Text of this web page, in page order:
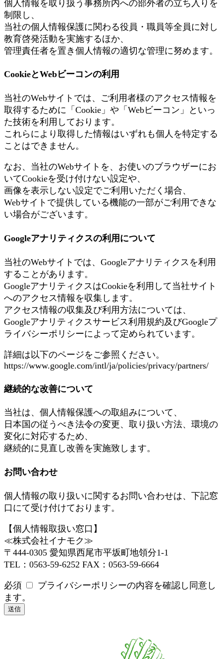
個人情報を取り扱う事務所内への部外者の立ち入りを
制限し、
当社の個人情報保護に関わる役員・職員等全員に対し
教育啓発活動を実施するほか、
管理責任者を置き個人情報の適切な管理に努めます。
CookieとWebビーコンの利用
当社のWebサイトでは、ご利用者様のアクセス情報を
取得するために「Cookie」や「Webビーコン」といっ
た技術を利用しております。
これらにより取得した情報はいずれも個人を特定する
ことはできません。
なお、当社のWebサイトを、お使いのブラウザーにお
いてCookieを受け付けない設定や、
画像を表示しない設定でご利用いただく場合、
Webサイトで提供している機能の一部がご利用できな
い場合がございます。
Googleアナリティクスの利用について
当社のWebサイトでは、Googleアナリティクスを利用
することがあります。
GoogleアナリティクスはCookieを利用して当社サイト
へのアクセス情報を収集します。
アクセス情報の収集及び利用方法については、
Googleアナリティクスサービス利用規約及びGoogleプ
ライバシーポリシーによって定められています。
詳細は以下のページをご参照ください。
https://www.google.com/intl/ja/policies/privacy/partners/
継続的な改善について
当社は、個人情報保護への取組みについて、
日本国の従うべき法令の変更、取り扱い方法、環境の
変化に対応するため、
継続的に見直し改善を実施致します。
お問い合わせ
個人情報の取り扱いに関するお問い合わせは、下記窓
口にて受け付けております。
【個人情報取扱い窓口】
≪株式会社イナモク≫
〒444-0305 愛知県西尾市平坂町地領分1-1
TEL：0563-59-6252 FAX：0563-59-6664
必須
プライバシーポリシーの内容を確認し同意し
ます。
送信